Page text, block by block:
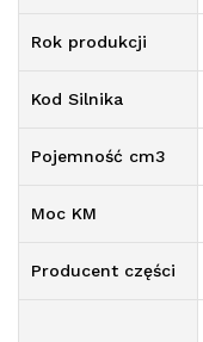
Rok produkcji
Kod Silnika
Pojemność cm3
Moc KM
Producent części